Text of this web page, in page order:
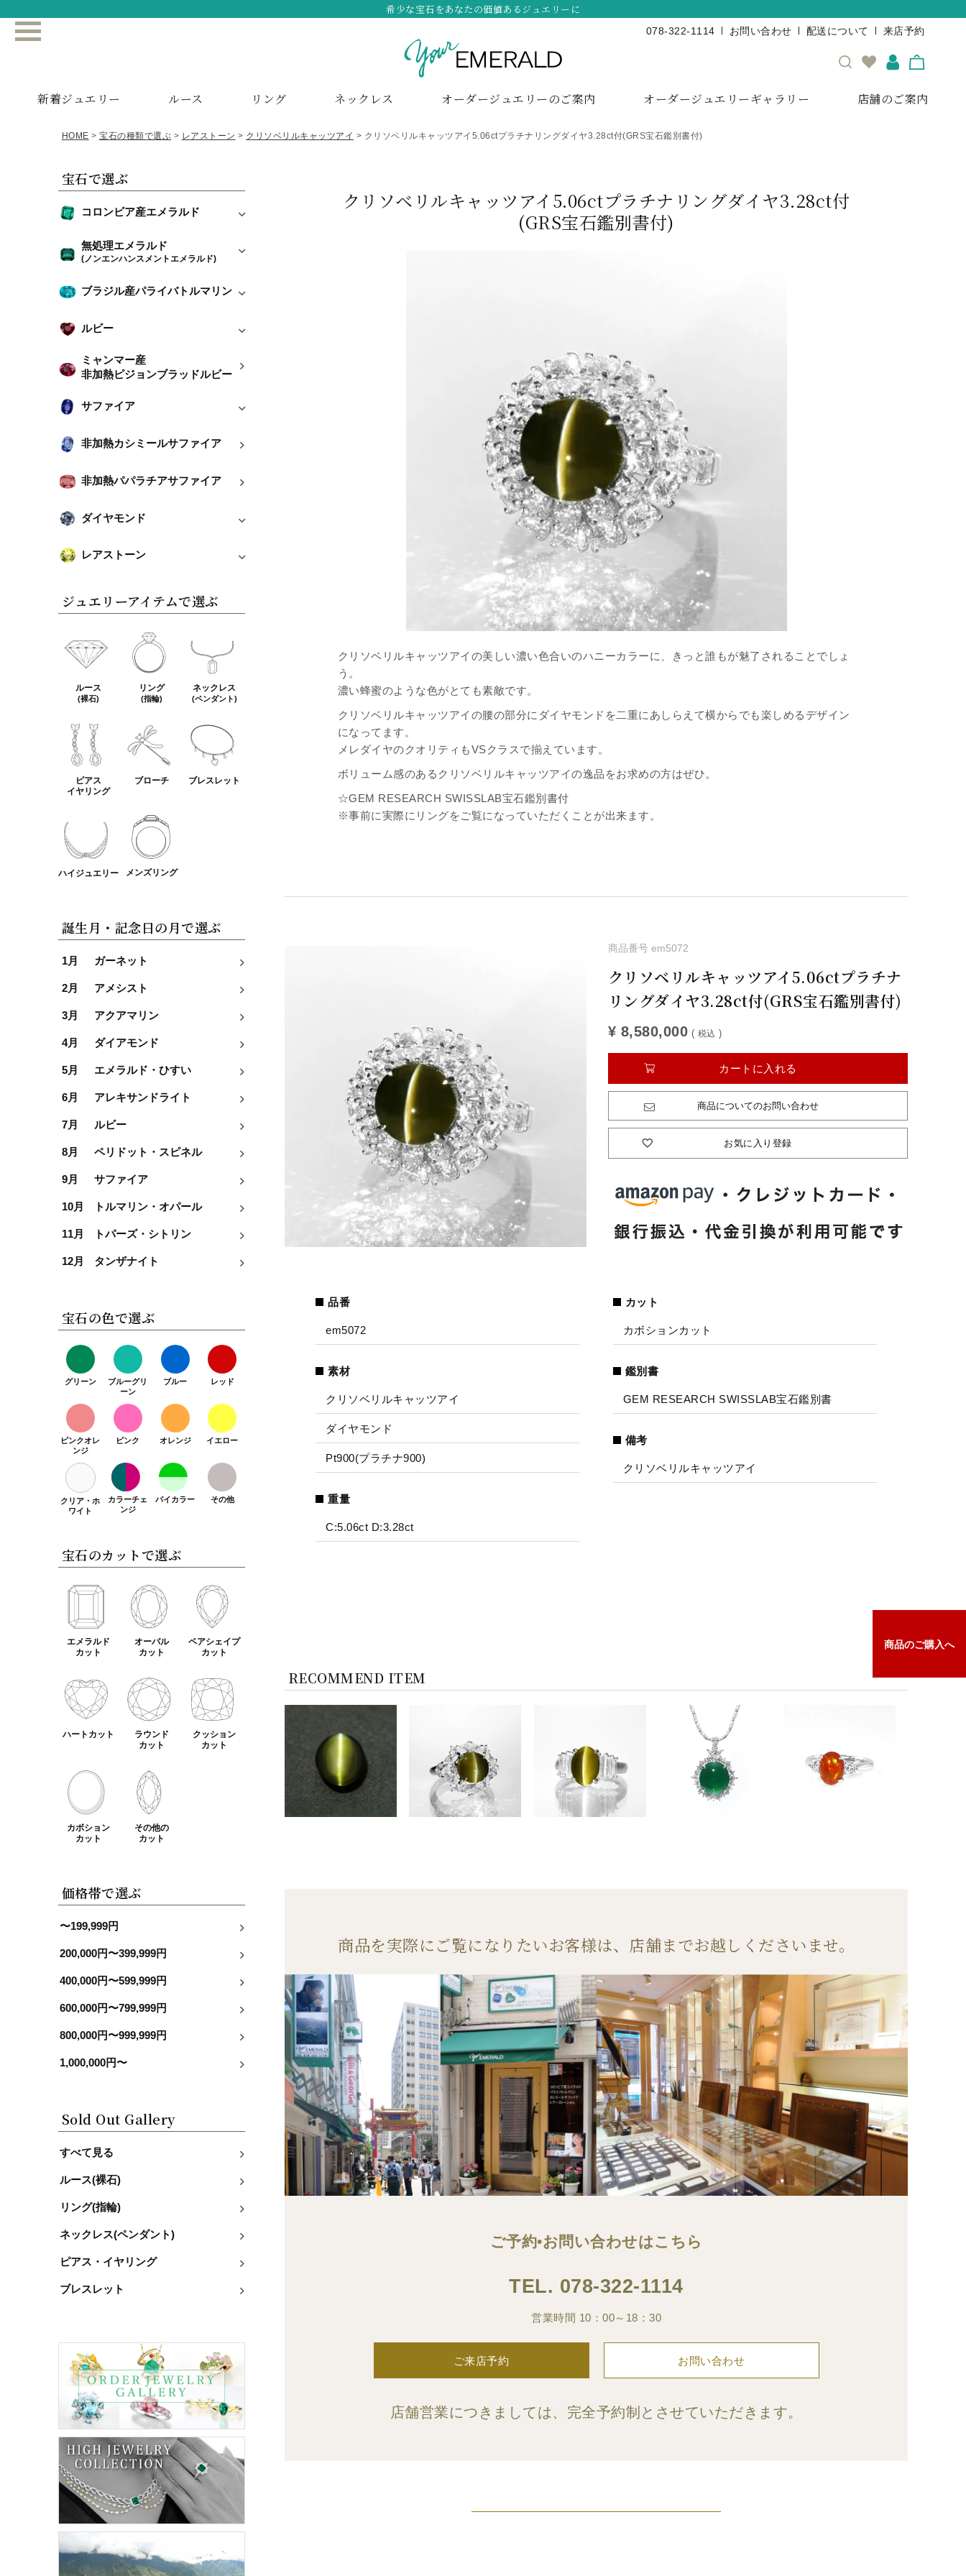
078-322-1114 お問い合わせ 配送について 来店予約
新着ジュエリー ルース リング ネックレス オーダージュエリーのご案内 オーダージュエリーギャラリー 店舗のご案内
希少な宝石をあなたの価値あるジュエリーに
HOME 宝石の種類で選ぶ レアストーン クリソベリルキャッツアイ クリソベリルキャッツアイ5.06ctプラチナリングダイヤ3.28ct付(GRS宝石鑑別書付)
宝石で選ぶ
コロンビア産エメラルド
無処理エメラルド
(ノンエンハンスメントエメラルド)
ブラジル産パライバトルマリン
ルビー
ミャンマー産
非加熱ピジョンブラッドルビー
サファイア
非加熱カシミールサファイア
非加熱パパラチアサファイア
ダイヤモンド
レアストーン
ジュエリーアイテムで選ぶ
ルース
(裸石)
リング
(指輪)
ネックレス
(ペンダント)
ピアス
イヤリング
ブローチ ブレスレット
ハイジュエリー メンズリング
誕生月・記念日の月で選ぶ
1月 ガーネット
2月 アメシスト
3月 アクアマリン
4月 ダイアモンド
5月 エメラルド・ひすい
6月 アレキサンドライト
7月 ルビー
8月 ペリドット・スピネル
9月 サファイア
10月 トルマリン・オパール
11月 トパーズ・シトリン
12月 タンザナイト
宝石の色で選ぶ
グリーン
ブルーグリ
ーン
ブルー レッド
ピンクオレ
ンジ
ピンク オレンジ イエロー
クリア・ホ
ワイト
カラーチェ
ンジ
バイカラー その他
宝石のカットで選ぶ
エメラルド
カット
オーバル
カット
ペアシェイプ
カット
ハートカット
ラウンド
カット
クッション
カット
カボション
カット
その他の
カット
価格帯で選ぶ
〜199,999円
200,000円〜399,999円
400,000円〜599,999円
600,000円〜799,999円
800,000円〜999,999円
1,000,000円〜
Sold Out Gallery
すべて見る
ルース(裸石)
リング(指輪)
ネックレス(ペンダント)
ピアス・イヤリング
ブレスレット
クリソベリルキャッツアイ5.06ctプラチナリングダイヤ3.28ct付
(GRS宝石鑑別書付)
クリソベリルキャッツアイの美しい濃い色合いのハニーカラーに、きっと誰もが魅了されることでしょ
う。
濃い蜂蜜のような色がとても素敵です。
クリソベリルキャッツアイの腰の部分にダイヤモンドを二重にあしらえて横からでも楽しめるデザイン
になってます。
メレダイヤのクオリティもVSクラスで揃えています。
ボリューム感のあるクリソベリルキャッツアイの逸品をお求めの方はぜひ。
☆GEM RESEARCH SWISSLAB宝石鑑別書付
※事前に実際にリングをご覧になっていただくことが出来ます。
商品番号 em5072
クリソベリルキャッツアイ5.06ctプラチナ
リングダイヤ3.28ct付(GRS宝石鑑別書付)
¥ 8,580,000 税込
お気に入り登録
カートに入れる
商品についてのお問い合わせ
品番
em5072
素材
クリソベリルキャッツアイ
ダイヤモンド
Pt900(プラチナ900)
重量
C:5.06ct D:3.28ct
カット
カボションカット
鑑別書
GEM RESEARCH SWISSLAB宝石鑑別書
備考
クリソベリルキャッツアイ
RECOMMEND ITEM
商品を実際にご覧になりたいお客様は、 店舗までお越しくださいませ。
ご予約•お問い合わせはこちら
TEL. 078-322-1114
営業時間 10：00～18：30
ご来店予約 お問い合わせ
店舗営業につきましては、完全予約制とさせていただきます。
商品のご購入へ